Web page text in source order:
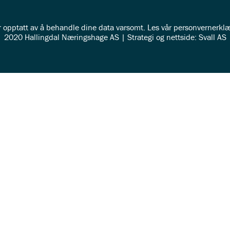
opptatt av å behandle dine data varsomt. Les vår
2020 Hallingdal Næringshage AS | Strategi og nettside: Svall AS